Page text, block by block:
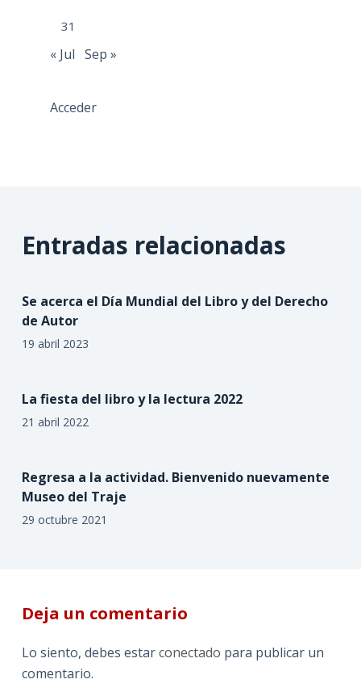
31
« Jul Sep »
Acceder
Entradas relacionadas
Se acerca el Día Mundial del Libro y del Derecho
de Autor
19 abril 2023
La fiesta del libro y la lectura 2022
21 abril 2022
Regresa a la actividad. Bienvenido nuevamente
Museo del Traje
29 octubre 2021
Deja un comentario
Lo siento, debes estarconectado para publicar un
comentario.